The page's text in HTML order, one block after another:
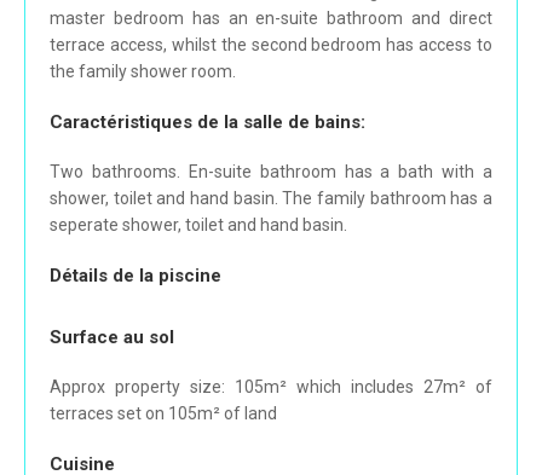
master bedroom has an en-suite bathroom and direct
terrace access, whilst the second bedroom has access to
the family shower room.
Caractéristiques de la salle de bains:
Two bathrooms. En-suite bathroom has a bath with a
shower, toilet and hand basin. The family bathroom has a
seperate shower, toilet and hand basin.
Détails de la piscine
Surface au sol
Approx property size: 105m² which includes 27m² of
terraces set on 105m² of land
Cuisine